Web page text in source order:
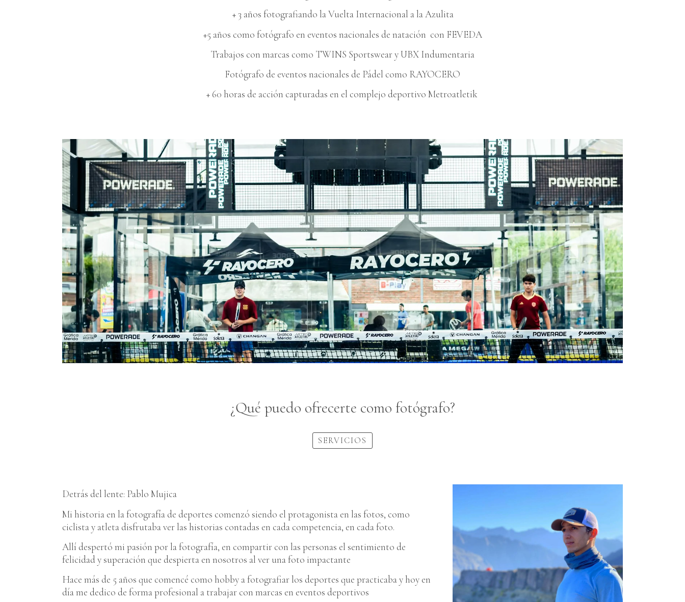
+ 3 años fotografiando la Vuelta Internacional a la Azulita
+5 años como fotógrafo en eventos nacionales de natación con FEVEDA
Trabajos con marcas como TWINS Sportswear y UBX Indumentaria
Fotógrafo de eventos nacionales de Pádel como RAYOCERO
+ 60 horas de acción capturadas en el complejo deportivo Metroatletik
¿Qué puedo ofrecerte como fotógrafo?
SERVICIOS
Detrás del lente: Pablo Mujica
Mi historia en la fotografía de deportes comenzó siendo el protagonista en las fotos, como
ciclista y atleta disfrutaba ver las historias contadas en cada competencia, en cada foto.
Allí despertó mi pasión por la fotografía, en compartir con las personas el sentimiento de
felicidad y superación que despierta en nosotros al ver una foto impactante
Hace más de 5 años que comencé como hobby a fotografiar los deportes que practicaba y hoy en
día me dedico de forma profesional a trabajar con marcas en eventos deportivos